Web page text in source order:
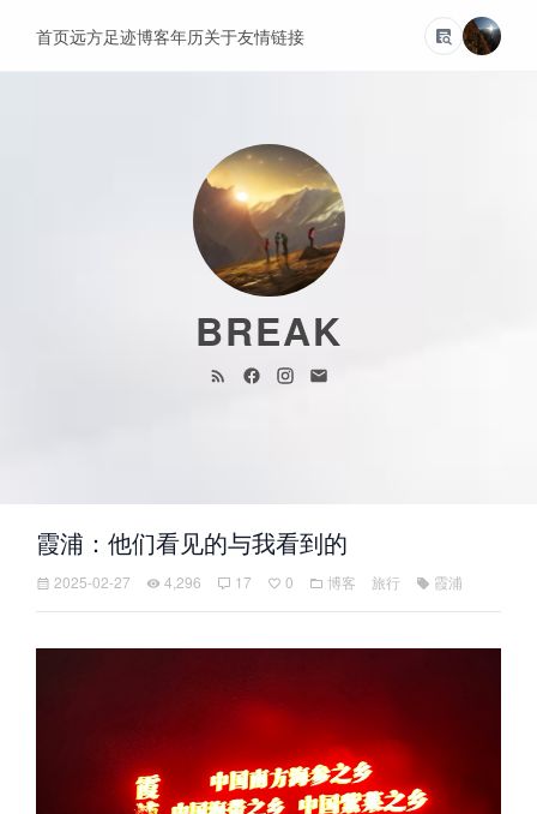
BREAK
首页远方足迹博客年历关于友情链接
霞浦：他们看见的与我看到的
2025-02-27 4,296 17 0 博客 旅行 霞浦